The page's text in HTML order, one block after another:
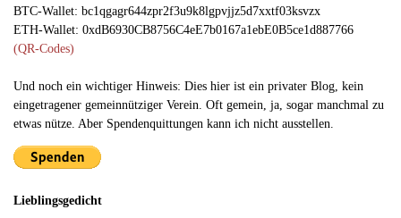
BTC-Wallet: bc1qgagr644zpr2f3u9k8lgpvjjz5d7xxtf03ksvzx
ETH-Wallet: 0xdB6930CB8756C4eE7b0167a1ebE0B5ce1d887766
(QR-Codes)
Und noch ein wichtiger Hinweis: Dies hier ist ein privater Blog, kein
eingetragener gemeinnütziger Verein. Oft gemein, ja, sogar manchmal zu
etwas nütze. Aber Spendenquittungen kann ich nicht ausstellen.
Lieblingsgedicht